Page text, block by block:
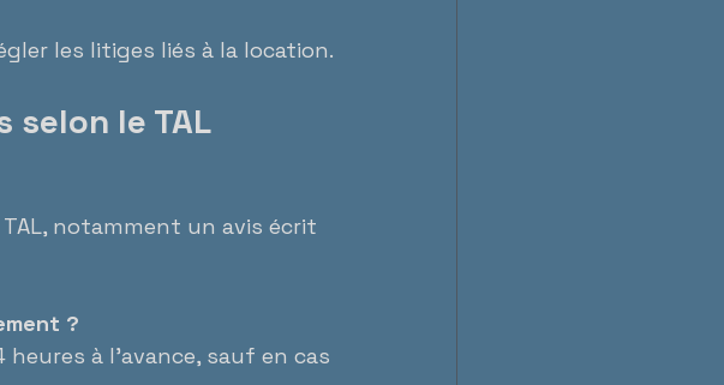
les litiges liés à la location.
selon le TAL
notamment un avis écrit
?
à l’avance, sauf en cas